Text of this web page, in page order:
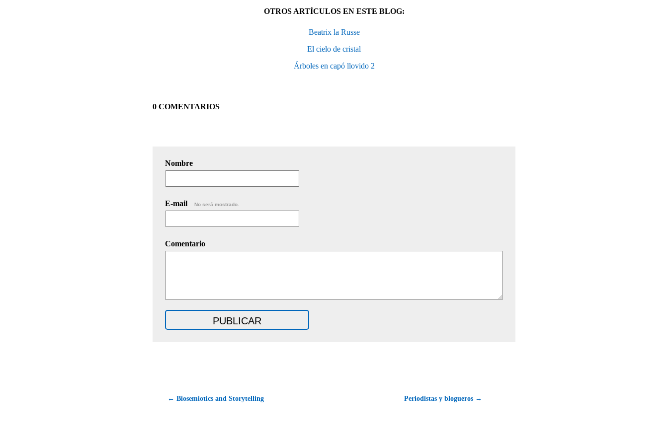
OTROS ARTÍCULOS EN ESTE BLOG:
Beatrix la Russe
El cielo de cristal
Árboles en capó llovido 2
0 COMENTARIOS
Nombre
E-mail No será mostrado.
Comentario
← Biosemiotics and Storytelling Periodistas y blogueros →